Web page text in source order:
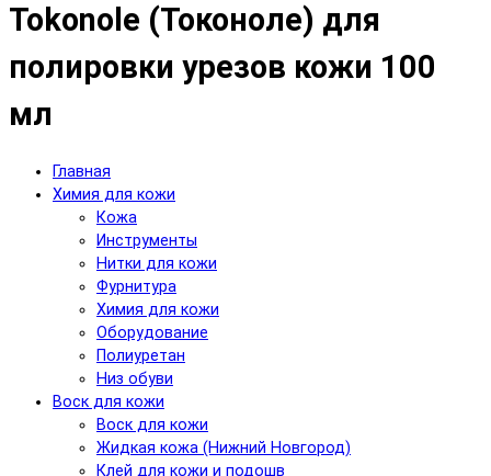
Tokonole (Токоноле) для
полировки урезов кожи 100
мл
Главная
Химия для кожи
Кожа
Инструменты
Нитки для кожи
Фурнитура
Химия для кожи
Оборудование
Полиуретан
Низ обуви
Воск для кожи
Воск для кожи
Жидкая кожа (Нижний Новгород)
Клей для кожи и подошв